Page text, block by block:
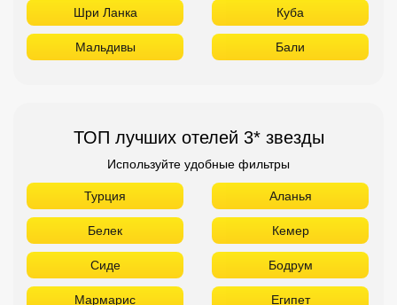
Шри Ланка Куба
Мальдивы Бали
ТОП лучших отелей 3* звезды
Используйте удобные фильтры
Турция Аланья
Белек Кемер
Сиде Бодрум
Мармарис Египет